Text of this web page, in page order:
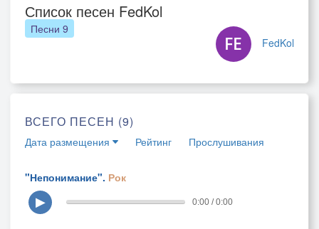
Список песен FedKol
FedKol
Песни 9
ВСЕГО ПЕСЕН (9)
Дата размещения Рейтинг Прослушивания
"Непонимание". Рок
▶
0:00 / 0:00